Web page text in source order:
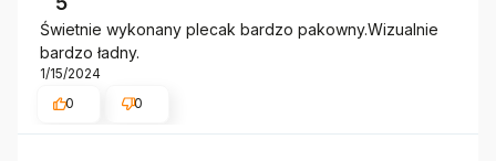
Świetnie wykonany plecak bardzo pakowny.Wizualnie
bardzo ładny.
1/15/2024
0
0